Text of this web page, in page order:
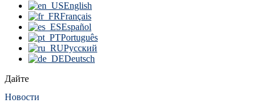
English
Français
Español
Português
Русский
Deutsch
Дайте
Новости